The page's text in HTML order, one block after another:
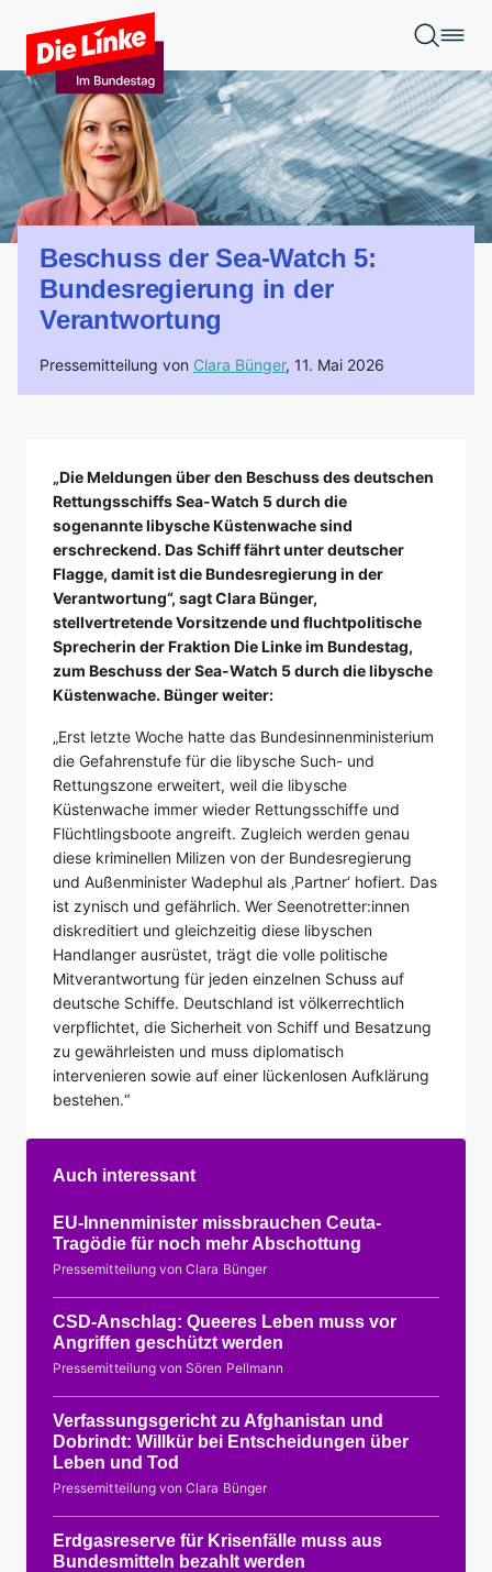
Zum Hauptinhalt springen
Beschuss der Sea-Watch 5:
Bundesregierung in der
Verantwortung
Pressemitteilung von Clara Bünger, 11. Mai 2026
„Die Meldungen über den Beschuss des deutschen
Rettungsschiffs Sea-Watch 5 durch die
sogenannte libysche Küstenwache sind
erschreckend. Das Schiff fährt unter deutscher
Flagge, damit ist die Bundesregierung in der
Verantwortung“, sagt Clara Bünger,
stellvertretende Vorsitzende und fluchtpolitische
Sprecherin der Fraktion Die Linke im Bundestag,
zum Beschuss der Sea-Watch 5 durch die libysche
Küstenwache. Bünger weiter:
„Erst letzte Woche hatte das Bundesinnenministerium
die Gefahrenstufe für die libysche Such- und
Rettungszone erweitert, weil die libysche
Küstenwache immer wieder Rettungsschiffe und
Flüchtlingsboote angreift. Zugleich werden genau
diese kriminellen Milizen von der Bundesregierung
und Außenminister Wadephul als ‚Partner‘ hofiert. Das
ist zynisch und gefährlich. Wer Seenotretter:innen
diskreditiert und gleichzeitig diese libyschen
Handlanger ausrüstet, trägt die volle politische
Mitverantwortung für jeden einzelnen Schuss auf
deutsche Schiffe. Deutschland ist völkerrechtlich
verpflichtet, die Sicherheit von Schiff und Besatzung
zu gewährleisten und muss diplomatisch
intervenieren sowie auf einer lückenlosen Aufklärung
bestehen.“
Auch interessant
EU-Innenminister missbrauchen Ceuta-
Tragödie für noch mehr Abschottung
Pressemitteilung von Clara Bünger
CSD-Anschlag: Queeres Leben muss vor
Angriffen geschützt werden
Pressemitteilung von Sören Pellmann
Verfassungsgericht zu Afghanistan und
Dobrindt: Willkür bei Entscheidungen über
Leben und Tod
Pressemitteilung von Clara Bünger
Erdgasreserve für Krisenfälle muss aus
Bundesmitteln bezahlt werden